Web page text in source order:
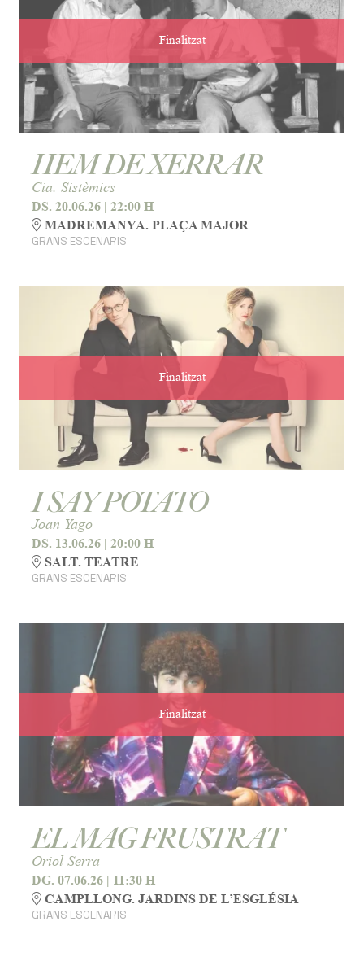
Finalitzat
HEM DE XERRAR
Cia. Sistèmics
DS. 20.06.26 | 22:00 H
MADREMANYA. PLAÇA MAJOR
GRANS ESCENARIS
Finalitzat
I SAY POTATO
Joan Yago
DS. 13.06.26 | 20:00 H
SALT. TEATRE
GRANS ESCENARIS
Finalitzat
EL MAG FRUSTRAT
Oriol Serra
DG. 07.06.26 | 11:30 H
CAMPLLONG. JARDINS DE L’ESGLÉSIA
GRANS ESCENARIS